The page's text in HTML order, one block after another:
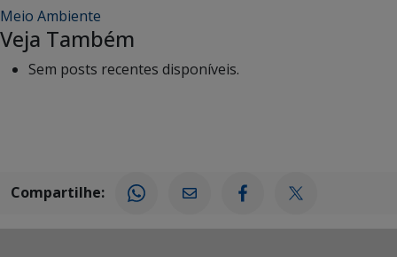
Meio Ambiente
Veja Também
Sem posts recentes disponíveis.
Compartilhe: